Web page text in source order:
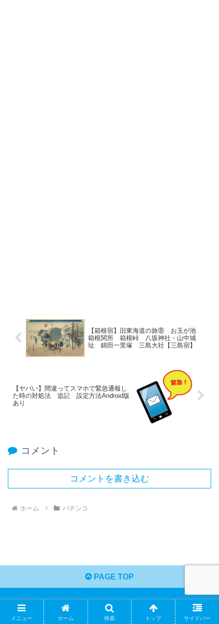
【箱根宿】旧東海道の旅⑧ お玉が池
箱根関所 箱根峠 八坂神社・山中城
址 錦田一里塚 三島大社【三島宿】
【ヤバい】間違ってスマホで緊急通報し
た時の対処法 追記 設定方法Android版
あり
コメント
コメントを書き込む
ホーム パチンコ
PAGE TOP
さかもつ雑ブログ
メニュー ホーム 検索 トップ サイドバー